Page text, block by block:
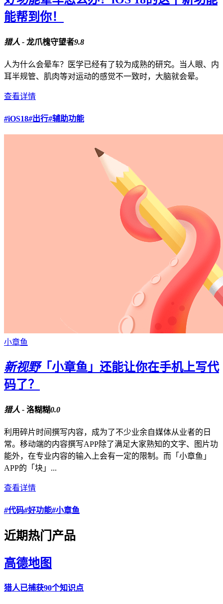
能帮到你！
猎人 - 龙爪槐守望者9.8
人为什么会晕车？医学已经有了较为成熟的研究。当人眼、内
耳半规管、肌肉等对运动的感觉不一致时，大脑就会晕。
查看详情
#iOS18#出行#辅助功能
小章鱼
新视野「小章鱼」还能让你在手机上写代
码了？
猎人 - 洛糊糊0.0
利用碎片时间撰写内容，成为了不少业余自媒体从业者的日
常。移动端的内容撰写APP除了满足大家熟知的文字、图片功
能外，在专业内容的输入上会有一定的限制。而「小章鱼」
APP的「块」...
查看详情
#代码#好功能#小章鱼
近期热门产品
高德地图
猎人已捕获90个知识点